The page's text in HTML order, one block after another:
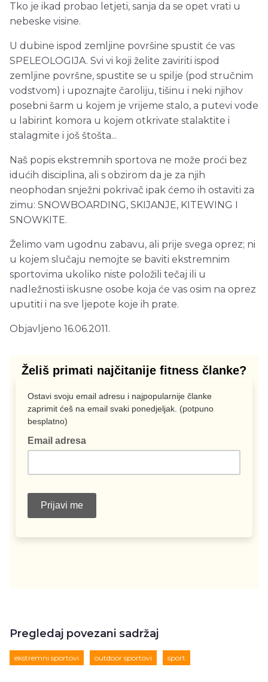
Tko je ikad probao letjeti, sanja da se opet vrati u
nebeske visine.
U dubine ispod zemljine površine spustit će vas
SPELEOLOGIJA. Svi vi koji želite zaviriti ispod
zemljine površne, spustite se u spilje (pod stručnim
vodstvom) i upoznajte čaroliju, tišinu i neki njihov
posebni šarm u kojem je vrijeme stalo, a putevi vode
u labirint komora u kojem otkrivate stalaktite i
stalagmite i još štošta...
Naš popis ekstremnih sportova ne može proći bez
idućih disciplina, ali s obzirom da je za njih
neophodan snježni pokrivač ipak ćemo ih ostaviti za
zimu: SNOWBOARDING, SKIJANJE, KITEWING I
SNOWKITE.
Želimo vam ugodnu zabavu, ali prije svega oprez; ni
u kojem slučaju nemojte se baviti ekstremnim
sportovima ukoliko niste položili tečaj ili u
nadležnosti iskusne osobe koja će vas osim na oprez
uputiti i na sve ljepote koje ih prate.
Objavljeno 16.06.2011.
Pregledaj povezani sadržaj
ekstremni sportovi outdoor sportovi sport